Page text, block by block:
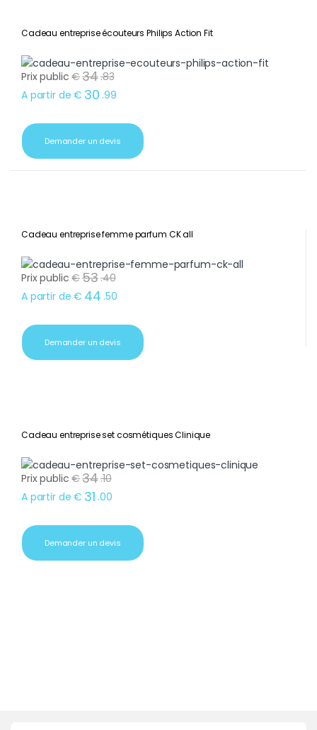
Cadeau entreprise écouteurs Philips Action Fit
Prix public €34.83
A partir de € 30 .99
Demander un devis
Cadeau entreprise femme parfum CK all
Prix public €53.40
A partir de € 44 .50
Demander un devis
Cadeau entreprise set cosmétiques Clinique
Prix public €34.10
A partir de € 31 .00
Demander un devis